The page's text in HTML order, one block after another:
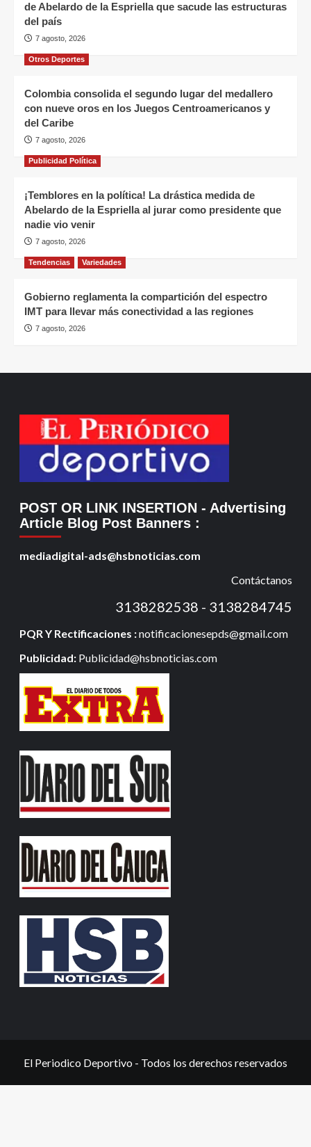
de Abelardo de la Espriella que sacude las estructuras
del país
7 agosto, 2026
Otros Deportes
Colombia consolida el segundo lugar del medallero
con nueve oros en los Juegos Centroamericanos y
del Caribe
7 agosto, 2026
Publicidad Política
¡Temblores en la política! La drástica medida de
Abelardo de la Espriella al jurar como presidente que
nadie vio venir
7 agosto, 2026
Tendencias Variedades
Gobierno reglamenta la compartición del espectro
IMT para llevar más conectividad a las regiones
7 agosto, 2026
POST OR LINK INSERTION - Advertising
Article Blog Post Banners :
mediadigital-ads@hsbnoticias.com
Contáctanos
3138282538 - 3138284745
PQR Y Rectificaciones :notificacionesepds@gmail.com
Publicidad: Publicidad@hsbnoticias.com